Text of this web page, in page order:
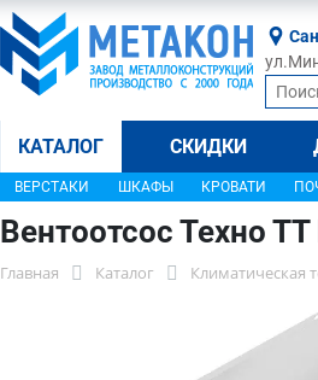
КАТАЛОГ СКИДКИ
ВЕРСТАКИ ШКАФЫ КРОВАТИ
Вентоотсос Техно
Главная Каталог Климатическая